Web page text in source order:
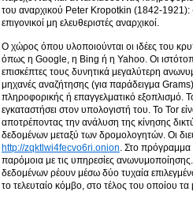
του αναρχικού Peter Kropotkin (1842-1921):
επιγονικοί μη ελευθεριστές αναρχικοί.
Ο χώρος όπου υλοποιούνται οι ιδέες του
όπως η Google, η Bing ή η Yahoo. Οι
επισκέπτες τους δυνητικά μεγαλύτερη
μηχανές αναζήτησης (για παράδειγμα
πληροφορικής ή επαγγελματικό εξοπλισμό.
εγκαταστήσει στον υπολογιστή του. Το Tor
αποτρέποντας την ανάλυση της κίνησης
δεδομένων μεταξύ των δρομολογητών. Οι
http://zqktlwi4fecvo6ri.onion. Στο πρόγραμμα
παρόμοια με τις υπηρεσίες
δεδομένων ρέουν μέσω δύο τυχαία
το τελευταίο κόμβο, στο τέλος του οποίου